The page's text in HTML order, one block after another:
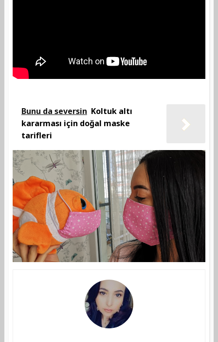
Bunu da seversin Koltuk altı
kararması için doğal maske
tarifleri